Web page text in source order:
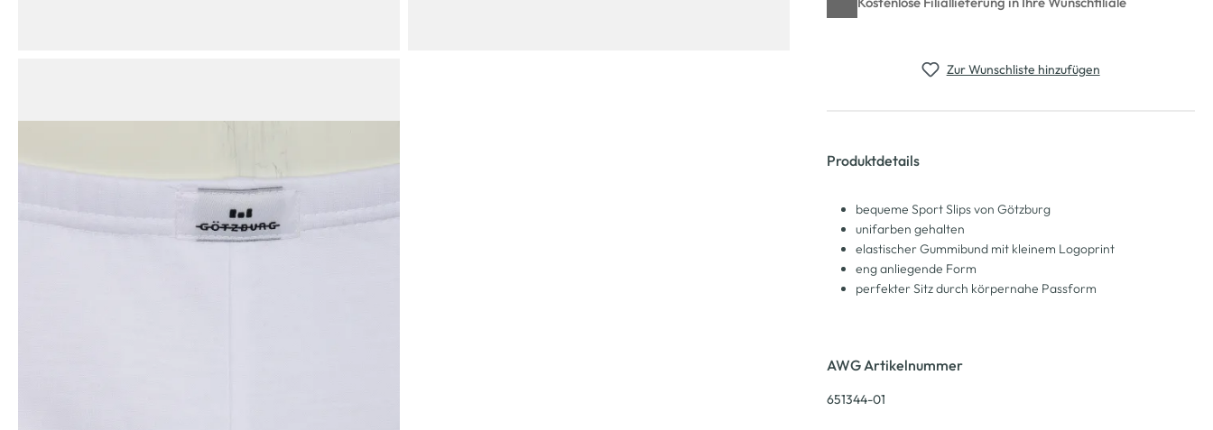
Zur Wunschliste hinzufügen
Produktdetails
bequeme Sport Slips von Götzburg
unifarben gehalten
elastischer Gummibund mit kleinem Logoprint
eng anliegende Form
perfekter Sitz durch körpernahe Passform
AWG Artikelnummer
651344-01